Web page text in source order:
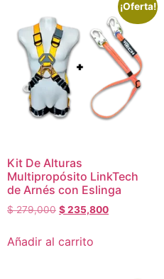
¡Oferta!
Kit De Alturas
Multipropósito LinkTech
de Arnés con Eslinga
$279,000 $235,800
Añadir al carrito